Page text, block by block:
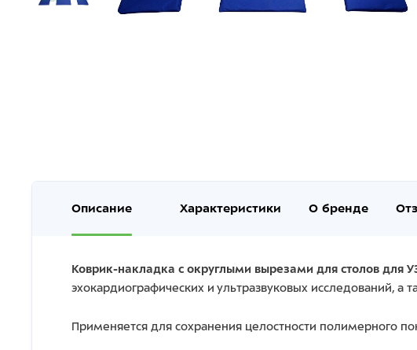
Описание Характеристики О бренде
Коврик-накладка с округлыми вырезами для столов для
эхокардиографических и ультразвуковых исследований,
Применяется для сохранения целостности полимерного